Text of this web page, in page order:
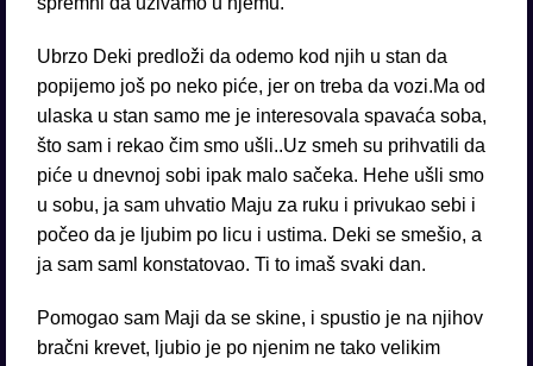
Ubrzo Deki predloži da odemo kod njih u stan da
popijemo još po neko piće, jer on treba da vozi.Ma od
ulaska u stan samo me je interesovala spavaća soba,
što sam i rekao čim smo ušli..Uz smeh su prihvatili da
piće u dnevnoj sobi ipak malo sačeka. Hehe ušli smo
u sobu, ja sam uhvatio Maju za ruku i privukao sebi i
počeo da je ljubim po licu i ustima. Deki se smešio, a
ja sam saml konstatovao. Ti to imaš svaki dan.
Pomogao sam Maji da se skine, i spustio je na njihov
bračni krevet, ljubio je po njenim ne tako velikim